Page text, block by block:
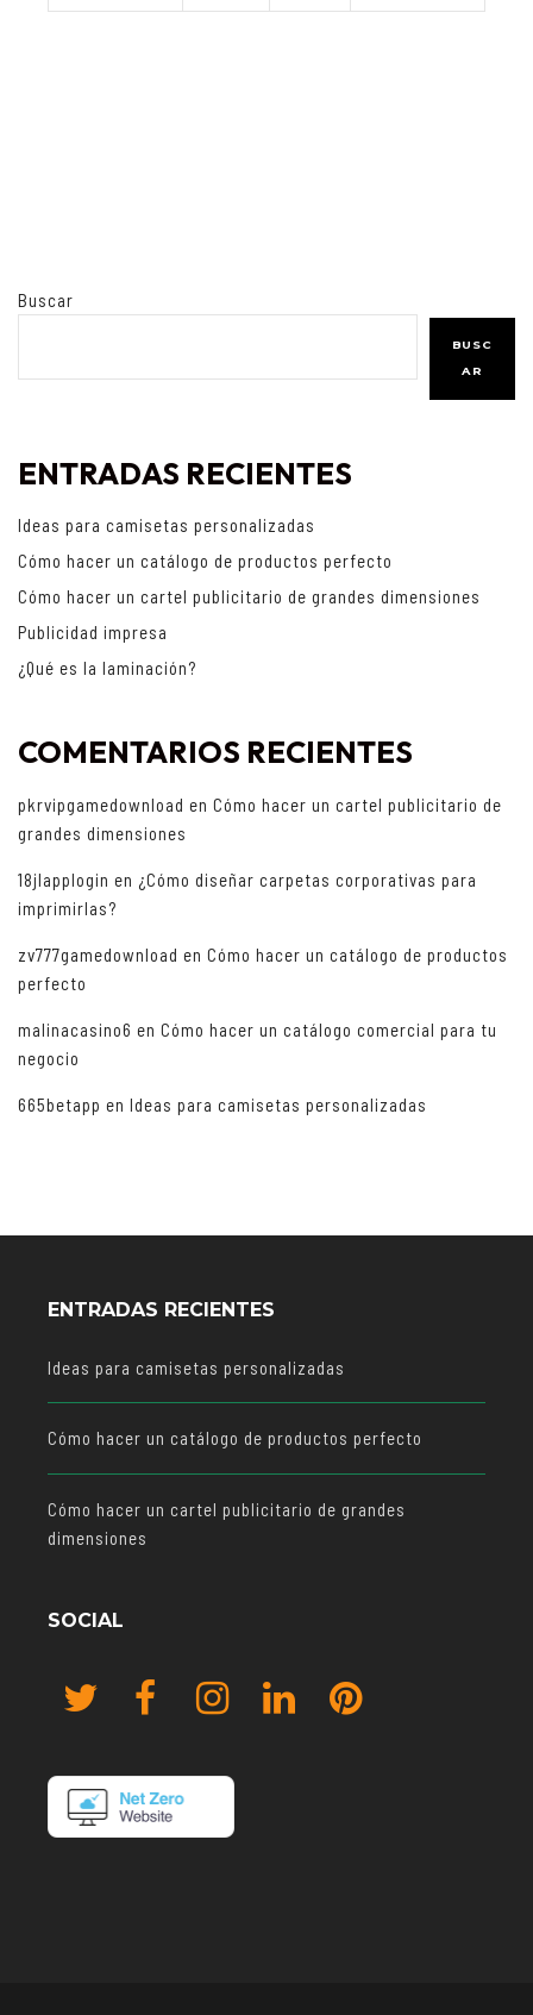
Buscar
BUSC
AR
ENTRADAS RECIENTES
Ideas para camisetas personalizadas
Cómo hacer un catálogo de productos perfecto
Cómo hacer un cartel publicitario de grandes dimensiones
Publicidad impresa
¿Qué es la laminación?
COMENTARIOS RECIENTES
pkrvipgamedownload en Cómo hacer un cartel publicitario de
grandes dimensiones
18jlapplogin en ¿Cómo diseñar carpetas corporativas para
imprimirlas?
zv777gamedownload en Cómo hacer un catálogo de productos
perfecto
malinacasino6 en Cómo hacer un catálogo comercial para tu
negocio
665betapp en Ideas para camisetas personalizadas
ENTRADAS RECIENTES
Ideas para camisetas personalizadas
Cómo hacer un catálogo de productos perfecto
Cómo hacer un cartel publicitario de grandes
dimensiones
SOCIAL